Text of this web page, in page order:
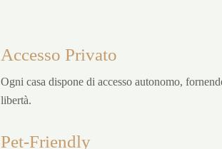
Accesso Privato
Ogni casa dispone di accesso autonomo,
libertà.
Pet-Friendly